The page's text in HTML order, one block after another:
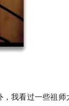
，我看过一些祖师